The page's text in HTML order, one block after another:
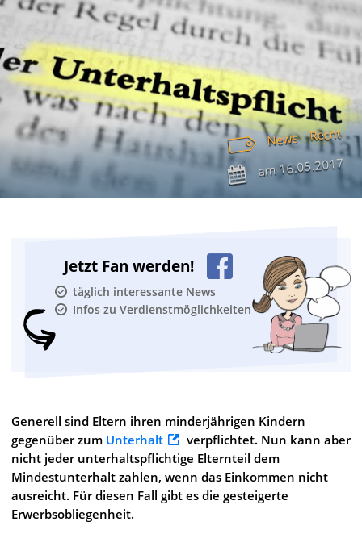
News Recht
am16.05.2017
Jetzt Fan werden!
täglich interessante News
Infos zu Verdienstmöglichkeiten
Generell sind Eltern ihren minderjährigen Kindern
gegenüber zum Unterhalt
verpflichtet. Nun kann aber
nicht jeder unterhaltspflichtige Elternteil dem
Mindestunterhalt zahlen, wenn das Einkommen nicht
ausreicht. Für diesen Fall gibt es die gesteigerte
Erwerbsobliegenheit.